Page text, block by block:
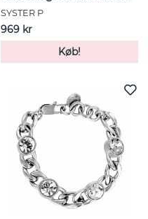
SYSTER P
969 kr
Køb!